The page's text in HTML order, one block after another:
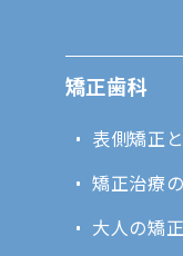
矯正歯科
表側矯正
矯正治療
大人の矯正